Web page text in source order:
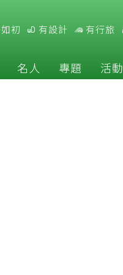
初 有設計 有行旅
名人 專題 活動